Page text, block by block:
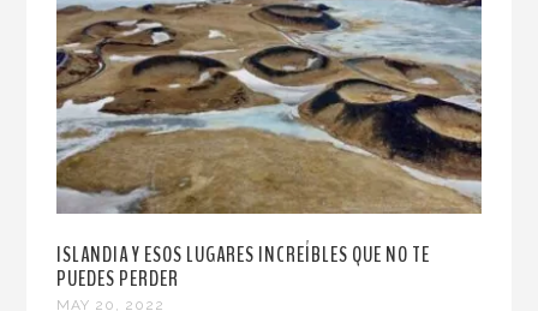
ISLANDIA Y ESOS LUGARES INCREÍBLES QUE NO TE
PUEDES PERDER
MAY 20, 2022